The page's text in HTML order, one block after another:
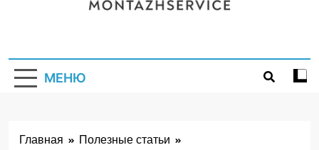
МЕНЮ
Главная
Полезные статьи